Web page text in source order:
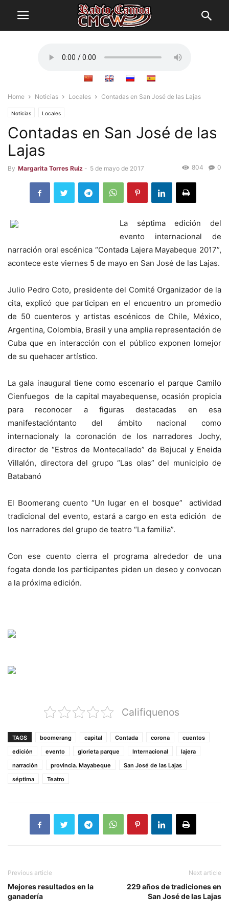
Home Noticias Locales Contadas en San José de las Lajas
Noticias Locales
Contadas en San José de las
Lajas
By Margarita Torres Ruiz - 5 de mayo de 2017 0
804
La séptima edición del
evento internacional de
narración oral escénica “Contada Lajera Mayabeque 2017”,
acontece este viernes 5 de mayo en San José de las Lajas.
Julio Pedro Coto, presidente del Comité Organizador de la
cita, explicó que participan en el encuentro un promedio
de 50 cuenteros y artistas escénicos de Chile, México,
Argentina, Colombia, Brasil y una amplia representación de
Cuba que en interacción con el público exponen lomejor
de su quehacer artístico.
La gala inaugural tiene como escenario el parque Camilo
Cienfuegos de la capital mayabequense, ocasión propicia
para reconocer a figuras destacadas en esa
manifestacióntanto del ámbito nacional como
internacionaly la coronación de los narradores Jochy,
director de “Estros de Montecallado” de Bejucal y Eneida
Villalón, directora del grupo “Las olas” del municipio de
Batabanó
El Boomerang cuento “Un lugar en el bosque” actividad
tradicional del evento, estará a cargo en esta edición de
los narradores del grupo de teatro “La familia”.
Con ese cuento cierra el programa alrededor de una
fogata donde los participantes piden un deseo y convocan
a la próxima edición.
Califiquenos
TAGS boomerang capital Contada corona
cuentos
edición
evento glorieta parque Internacional
lajera
narración
provincia. Mayabeque
San José de las Lajas
séptima
Teatro
Previous article
Mejores resultados en la
ganadería
Next article
229 años de tradiciones en
San José de las Lajas